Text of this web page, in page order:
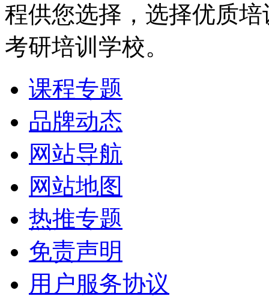
程供您选择，选择优质
考研培训学校。
课程专题
品牌动态
网站导航
网站地图
热推专题
免责声明
用户服务协议